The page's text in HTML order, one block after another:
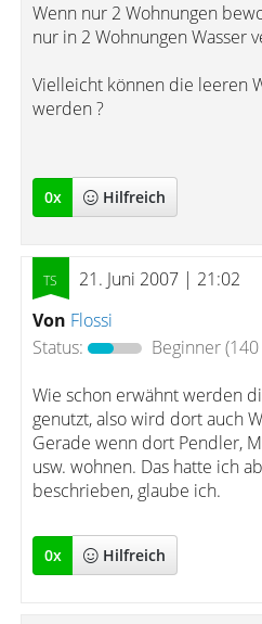
Wenn nur 2 Wohnungen
nur in 2 Wohnungen Wasser
Vielleicht können die leeren
werden ?
0x Hilfreich
21. Juni 2007 | 21:02
Von Flossi
Status:
Beginner
Wie schon erwähnt werden
genutzt, also wird dort auch
Gerade wenn dort Pendler,
usw. wohnen. Das hatte ich
beschrieben, glaube ich.
0x Hilfreich